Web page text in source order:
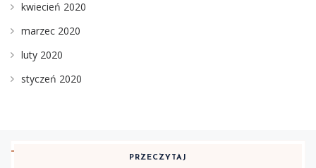
kwiecień 2020
marzec 2020
luty 2020
styczeń 2020
PRZECZYTAJ